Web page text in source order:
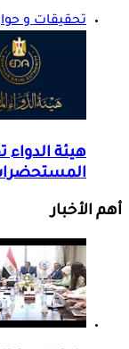
تحقيقات و
هيئة
أهم الأخبار